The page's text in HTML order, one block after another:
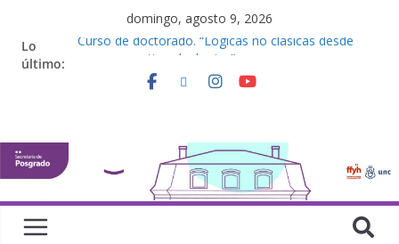
domingo, agosto 9, 2026
Lo
último:
Curso de doctorado. “Lógicas no clásicas desde
Seminario de posgrado. “Debates Actuales en
Curso de doctorado “Mirar, juzgar, sentir”
Defensas de Tesis y Trabajos Finales | Agosto